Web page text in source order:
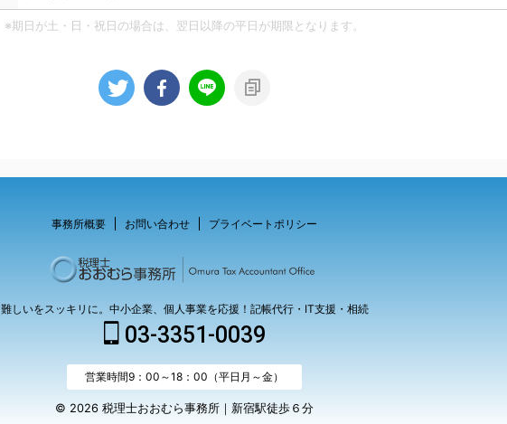
※期日が土・日・祝日の場合は、翌日以降の平日が期限となります。
事務所概要 お問い合わせ プライベートポリシー
難しいをスッキリに。中小企業、個人事業を応援！記帳代行・IT支援・相続
03-3351-0039
営業時間9：00～18：00（平日月～金）
© 2026 税理士おおむら事務所｜新宿駅徒歩６分